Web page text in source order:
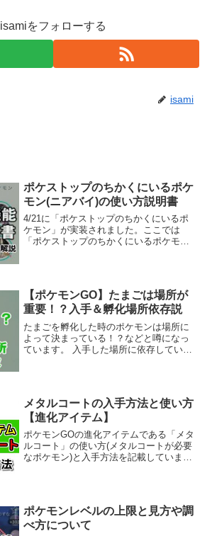
isamiをフォローする
isami
ポケストップのちかくにいるポケ
モン(ニアバイ)の使い方説明書
4/21に「ポケストップのちかくにいるポ
ケモン」が実装されました。ここでは
「ポケストップのちかくにいるポケモ
記載しているので、ぜひ参...
【ポケモンGO】たまごは場所が
重要！？入手＆孵化場所依存説
たまごを孵化した時のポケモンは場所に
よって決まっている！？などと噂になっ
ています。 入手した場所に依存している
すので巷での意見をまとめ...
メタルコートの入手方法と使い方
【進化アイテム】
ポケモンGOの進化アイテムである「メタ
ルコート」の使い方(メタルコートが必要
なポケモン)と入手方法を記載していま
化アイテムの情報を記...
ポケモンレベルの上限と見方や調
べ方について